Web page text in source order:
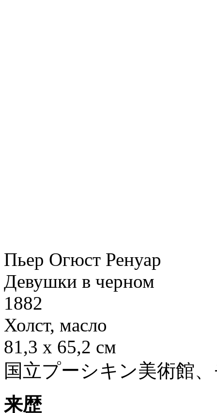
Пьер Огюст Ренуар
Девушки в черном
1882
Холст, масло
81,3 x 65,2 см
国立プーシキン美術館
来歴